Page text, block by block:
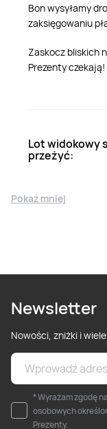
Bon wysyłamy
zaksięgowaniu
Zaskocz bliskich
Prezenty czekają!
Lot widokowy
przeżyć:
Pokaż mniej
Newsletter
Nowości, zniżki i
* Wyrażam zgodę
osobowych
Prezenty.